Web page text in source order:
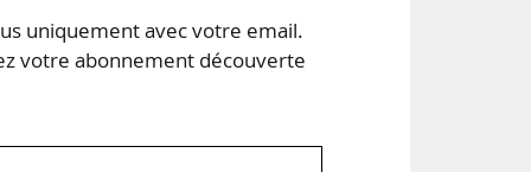
uniquement avec votre email.
votre abonnement découverte